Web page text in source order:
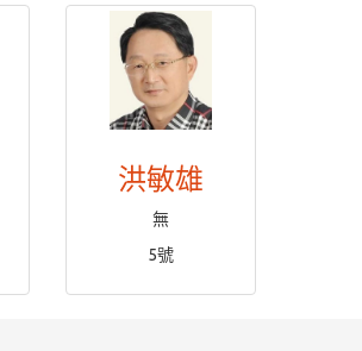
洪敏雄
無
5號